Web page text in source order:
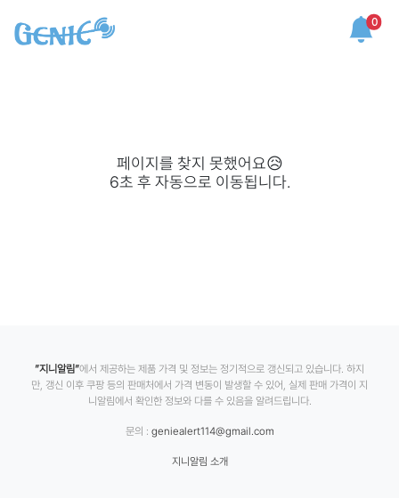
0
페이지를 찾지 못했어요😥
6초 후 자동으로 이동됩니다.
”지니알림”에서 제공하는 제품 가격 및 정보는 정기적으로 갱신되고 있습니다. 하지
만, 갱신 이후 쿠팡 등의 판매처에서 가격 변동이 발생할 수 있어, 실제 판매 가격이 지
니알림에서 확인한 정보와 다를 수 있음을 알려드립니다.
문의 : geniealert114@gmail.com
지니알림 소개